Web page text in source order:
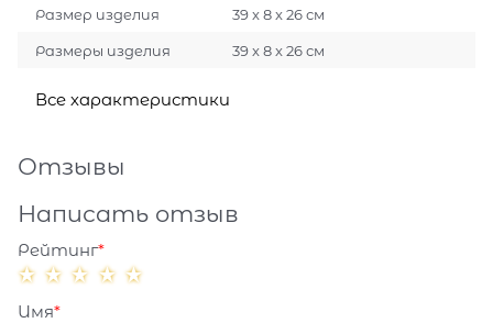
Размер изделия 39 x 8 x 26 см
Размеры изделия 39 x 8 x 26 см
Все характеристики
Отзывы
Написать отзыв
Рейтинг
Имя